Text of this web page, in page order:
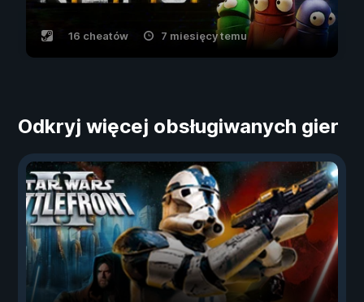
16 cheatów 7 miesięcy temu
Odkryj więcej obsługiwanych gier